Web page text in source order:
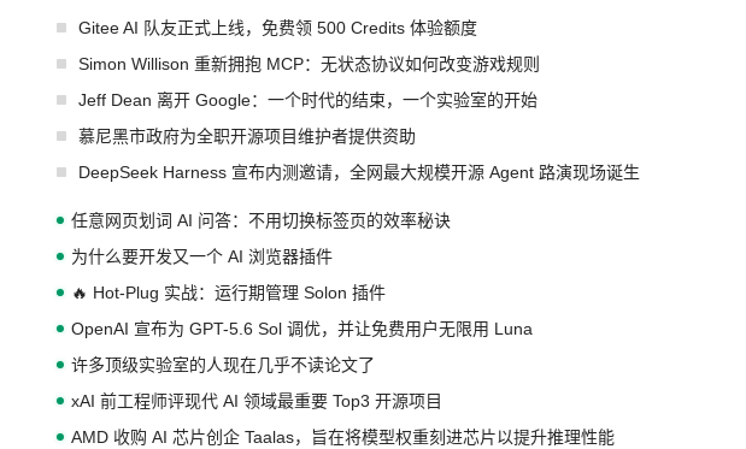
Gitee AI 队友正式上线，免费领 500 Credits 体验额度
Simon Willison 重新拥抱 MCP：无状态协议如何改变游戏规则
Jeff Dean 离开 Google：一个时代的结束，一个实验室的开始
慕尼黑市政府为全职开源项目维护者提供资助
DeepSeek Harness 宣布内测邀请，全网最大规模开源 Agent 路演现场诞生
任意网页划词 AI 问答：不用切换标签页的效率秘诀
为什么要开发又一个 AI 浏览器插件
🔥 Hot-Plug 实战：运行期管理 Solon 插件
OpenAI 宣布为 GPT-5.6 Sol 调优，并让免费用户无限用 Luna
许多顶级实验室的人现在几乎不读论文了
xAI 前工程师评现代 AI 领域最重要 Top3 开源项目
AMD 收购 AI 芯片创企 Taalas，旨在将模型权重刻进芯片以提升推理性能